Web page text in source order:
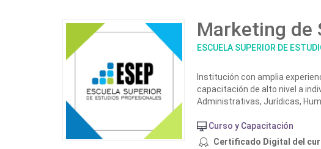
Marketing de
ESCUELA SUPERIOR DE
Institución con amplia
capacitación de alto nivel a
Administrativas, Jurídicas,
Curso y Capacitación
Certificado Digital del